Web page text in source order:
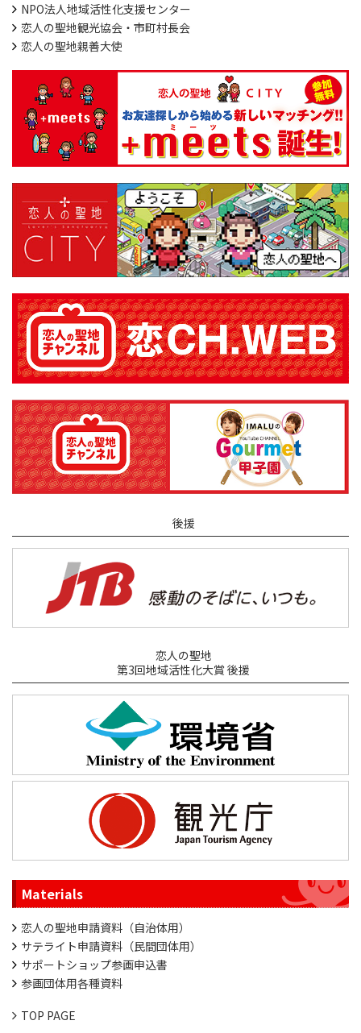
NPO法人地域活性化支援センター
恋人の聖地観光協会・市町村長会
恋人の聖地親善大使
後援
恋人の聖地
第3回地域活性化大賞 後援
Materials
恋人の聖地申請資料（自治体用）
サテライト申請資料（民間団体用）
サポートショップ参画申込書
参画団体用各種資料
TOP PAGE